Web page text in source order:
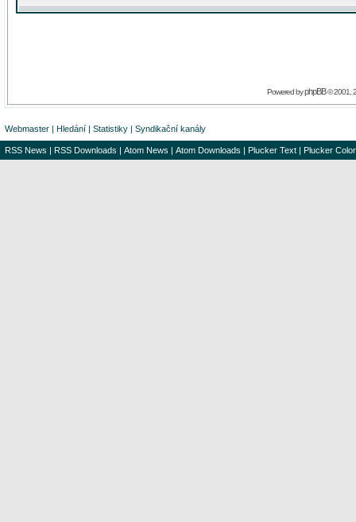
Powered byphpBB© 2001,
Webmaster | Hledání | Statistiky | Syndikační kanály
RSS News | RSS Downloads | Atom News | Atom Downloads | Plucker Text | Plucker Color